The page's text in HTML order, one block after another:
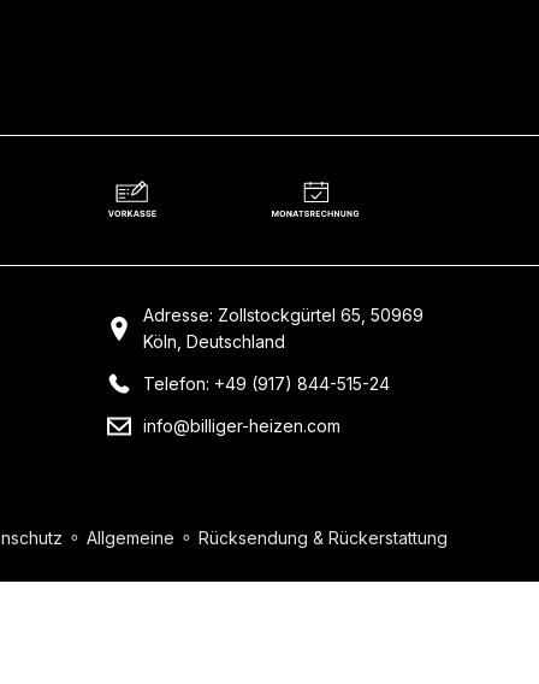
Adresse: Zollstockgürtel 65, 50969
Köln, Deutschland
Telefon: +49 (917) 844-515-24
info@billiger-heizen.com
⚬ Allgemeine ⚬ Rücksendung & Rückerstattung